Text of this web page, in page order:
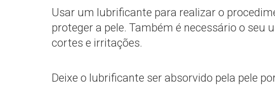
Usar um lubrificante para realizar o
proteger a pele. Também é necessário o seu
cortes e irritações.
Deixe o lubrificante ser absorvido pela pele